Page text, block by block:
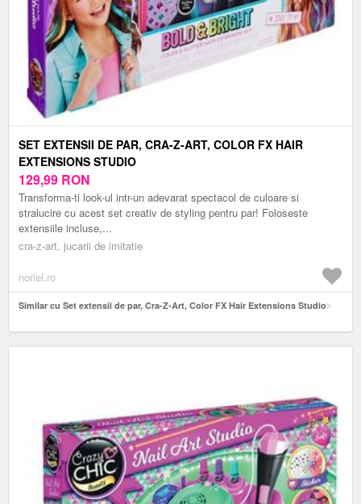
SET EXTENSII DE PAR, CRA-Z-ART, COLOR FX HAIR
EXTENSIONS STUDIO
129,99 RON
Transforma-ti look-ul intr-un adevarat spectacol de culoare si
stralucire cu acest set creativ de styling pentru par! Foloseste
extensiile incluse,...
cra-z-art, jucarii de imitatie
noriel.ro
Similar cu Set extensii de par, Cra-Z-Art, Color FX Hair Extensions Studio